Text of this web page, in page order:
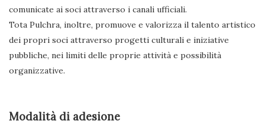
comunicate ai soci attraverso i canali ufficiali.
Tota Pulchra, inoltre, promuove e valorizza il talento artistico
dei propri soci attraverso progetti culturali e iniziative
pubbliche, nei limiti delle proprie attività e possibilità
organizzative.
Modalità di adesione